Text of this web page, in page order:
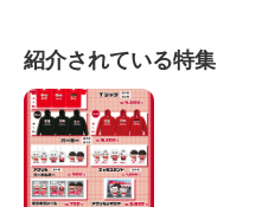
紹介されている特集